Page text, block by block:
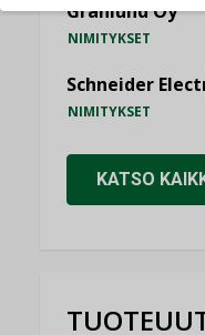
Granlund Oy
NIMITYKSET
Schneider
NIMITYKSET
KATSO